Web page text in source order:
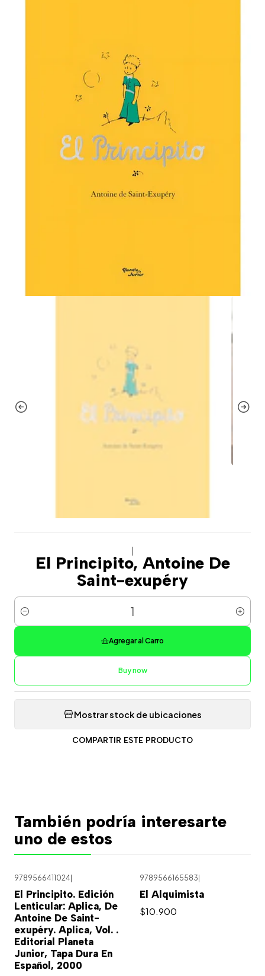
El Principito, Antoine De
Saint-exupéry
Cantidad
Agregar al Carro
Buy now
Mostrar stock de ubicaciones
COMPARTIR ESTE PRODUCTO
También podría interesarte
uno de estos
9789566411024
El Principito. Edición
Lenticular: Aplica, De
Antoine De Saint-
exupéry. Aplica, Vol. .
Editorial Planeta
Junior, Tapa Dura En
Español, 2000
9789566165583
El Alquimista
$10.900